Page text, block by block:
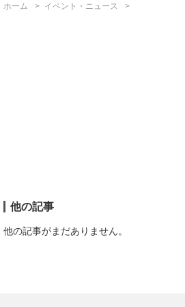
ホーム イベント・ニュース
他の記事
他の記事がまだありません。